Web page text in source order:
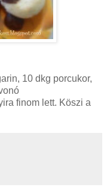
10 dkg porcukor,
finom lett. Köszi a